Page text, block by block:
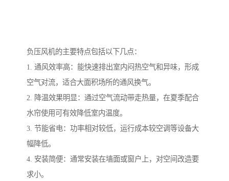
负压风机的主要特点包括以下几点：
1. 通风效率高：能快速排出室内闷热空气和异味，形成
空气对流，适合大面积场所的通风换气。
2. 降温效果明显：通过空气流动带走热量，在夏季配合
水帘使用可有效降低室内温度。
3. 节能省电：功率相对较低，运行成本较空调等设备大
幅降低。
4. 安装简便：通常安装在墙面或窗户上，对空间改造要
求小。